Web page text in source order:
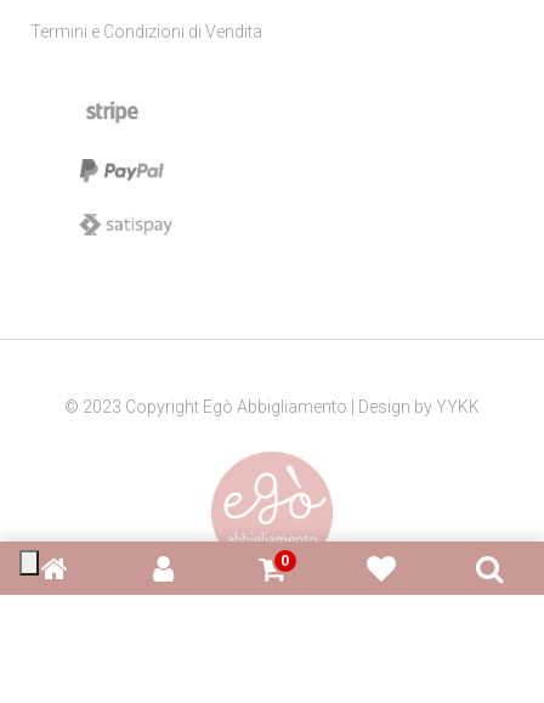
Termini e Condizioni di Vendita
© 2023 Copyright Egò Abbigliamento | Design byYYKK
0